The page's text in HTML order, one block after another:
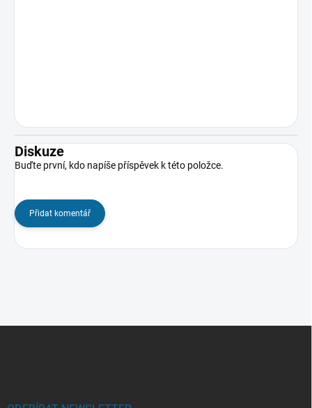
Diskuze
Buďte první, kdo napíše příspěvek k této položce.
Přidat komentář